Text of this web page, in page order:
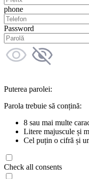
phone
Password
Puterea parolei:
Parola trebuie să conțină:
8 sau mai multe
Litere majuscule și
Cel puțin o cifră și
Check all consents